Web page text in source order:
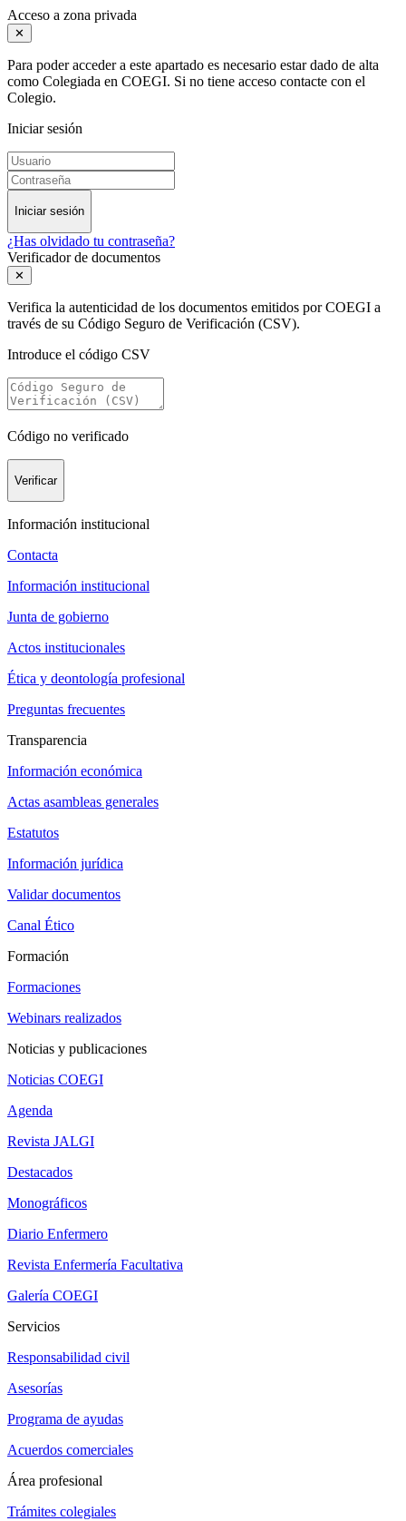
Acceso a zona privada
✕
Para poder acceder a este apartado es necesario estar dado de alta
como Colegiada en COEGI. Si no tiene acceso contacte con el
Colegio.
Iniciar sesión
Iniciar sesión
¿Has olvidado tu contraseña?
Verificador de documentos
✕
Verifica la autenticidad de los documentos emitidos por COEGI a
través de su Código Seguro de Verificación (CSV).
Introduce el código CSV
Código no verificado
Verificar
Información institucional
Contacta
Información institucional
Junta de gobierno
Actos institucionales
Ética y deontología profesional
Preguntas frecuentes
Transparencia
Información económica
Actas asambleas generales
Estatutos
Información jurídica
Validar documentos
Canal Ético
Formación
Formaciones
Webinars realizados
Noticias y publicaciones
Noticias COEGI
Agenda
Revista JALGI
Destacados
Monográficos
Diario Enfermero
Revista Enfermería Facultativa
Galería COEGI
Servicios
Responsabilidad civil
Asesorías
Programa de ayudas
Acuerdos comerciales
Área profesional
Trámites colegiales